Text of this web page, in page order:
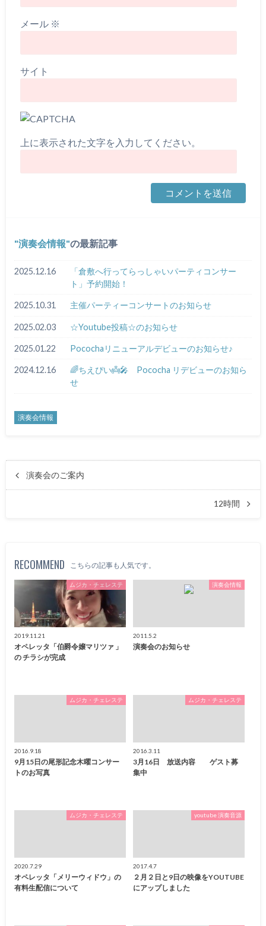
メール ※
サイト
上に表示された文字を入力してください。
演奏会情報 の最新記事
2025.12.16
「倉敷へ行ってらっしゃいパーティコンサー
ト」予約開始！
2025.10.31 主催パーティーコンサートのお知らせ
2025.02.03 ☆Youtube投稿☆のお知らせ
2025.01.22 Pocochaリニューアルデビューのお知らせ♪
2024.12.16
🌈ちえぴい👼🎤 Pococha リデビューのお知ら
せ
演奏会情報
演奏会のご案内
12時間
RECOMMEND こちらの記事も人気です。
ムジカ・チェレステ
2019.11.21
オペレッタ「伯爵令嬢マリツァ 」
の チラシが完成
演奏会情報
2011.5.2
演奏会のお知らせ
ムジカ・チェレステ
2016.9.18
9月15日の尾形記念木曜コンサー
トのお写真
ムジカ・チェレステ
2016.3.11
3月16日 放送内容 ゲスト募
集中
ムジカ・チェレステ
2020.7.29
オペレッタ「メリーウィドウ」の
有料生配信について
youtube 演奏音源
2017.4.7
２月２日と9日の映像をYOUTUBE
にアップしました